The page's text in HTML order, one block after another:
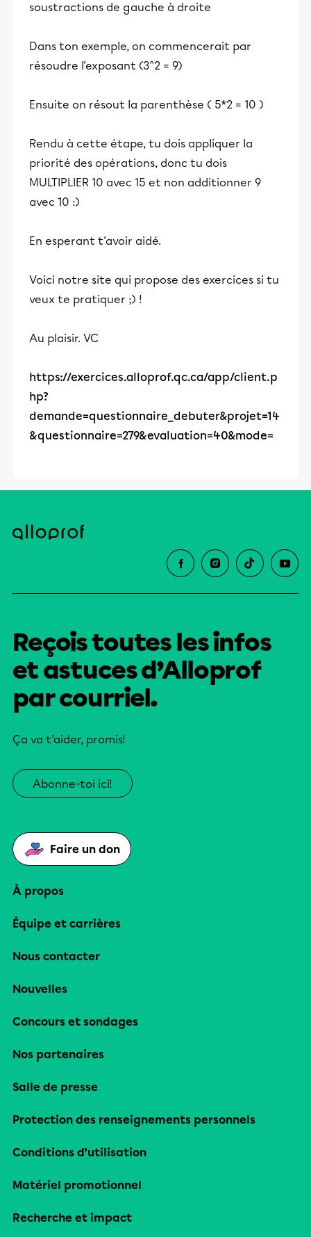
soustractions de gauche à droite
Dans ton exemple, on commencerait par
résoudre l'exposant (3^2 = 9)
Ensuite on résout la parenthèse ( 5*2 = 10 )
Rendu à cette étape, tu dois appliquer la
priorité des opérations, donc tu dois
MULTIPLIER 10 avec 15 et non additionner 9
avec 10 :)
En esperant t'avoir aidé.
Voici notre site qui propose des exercices si tu
veux te pratiquer ;) !
Au plaisir. VC
https://exercices.alloprof.qc.ca/app/client.p
hp?
demande=questionnaire_debuter&projet=14
&questionnaire=279&evaluation=40&mode=
Reçois toutes les infos
et astuces d’Alloprof
par courriel.
Ça va t’aider, promis!
Abonne-toi ici!
Faire un don
À propos
Équipe et carrières
Nous contacter
Nouvelles
Concours et sondages
Nos partenaires
Salle de presse
Protection des renseignements personnels
Conditions d’utilisation
Matériel promotionnel
Recherche et impact